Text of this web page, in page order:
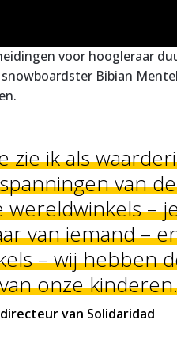
voor hoogleraar
Bibian
zie ik als
van de
–
van iemand –
– wij hebben
onze
van Solidaridad